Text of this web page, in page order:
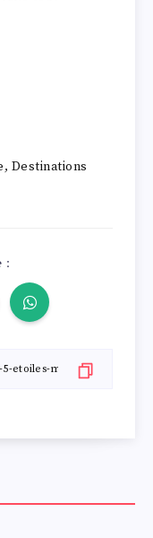
, Destinations
: